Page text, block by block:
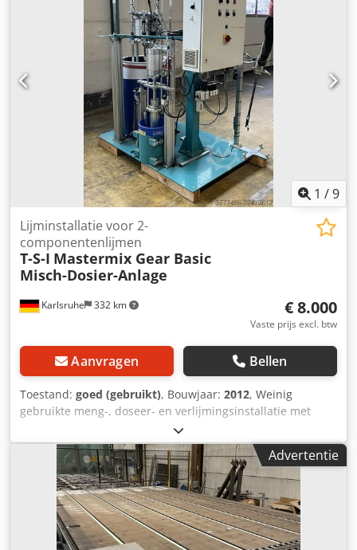
bewerking van het werkstuk.
1 /9
Karlsruhe 332 km
Lijminstallatie voor 2-
componentenlijmen
T-S-I Mastermix Gear Basic
Misch-Dosier-Anlage
€ 8.000
Vaste prijs excl. btw
Aanvragen Bellen
Toestand: goed (gebruikt), Bouwjaar: 2012, Weinig
gebruikte meng-, doseer- en verlijmingsinstallatie met
tandwielpomp in goede staat: t-s-i mastermix gear basic –
Meng- en doseerinstallatie voor 2K-siliconenlijmen –
Doseerinstallatie met tandwielpomp voor
tweekomponentensystemen – Slangset 2,5 m, 2K-pistool –
Besturing Siemens S7-200 – Overdruk-/tekortbeveiliging –
Bewaking van de potlooptijd met akoestische
waarschuwing – 200 liter A-reservoir – 20 liter B-reservoir –
Zwenkarmverlenging 800 mm – Zwenkarmverhoging 300
Advertentie